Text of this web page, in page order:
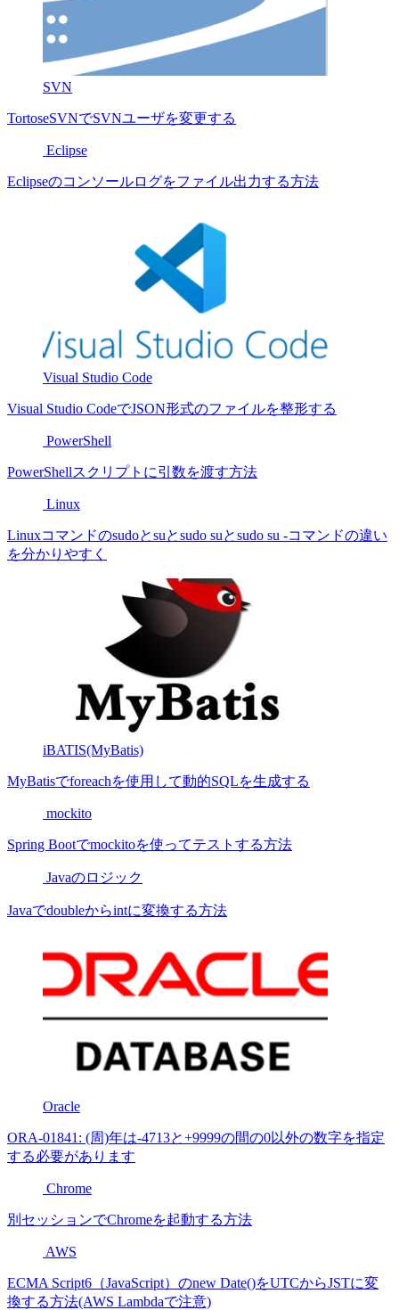
SVN
TortoseSVNでSVNユーザを変更する
Eclipse
Eclipseのコンソールログをファイル出力する方法
Visual Studio Code
Visual Studio CodeでJSON形式のファイルを整形する
PowerShell
PowerShellスクリプトに引数を渡す方法
Linux
Linuxコマンドのsudoとsuとsudo suとsudo su -コマンドの違い
を分かりやすく
iBATIS(MyBatis)
MyBatisでforeachを使用して動的SQLを生成する
mockito
Spring Bootでmockitoを使ってテストする方法
Javaのロジック
Javaでdoubleからintに変換する方法
Oracle
ORA-01841: (周)年は-4713と+9999の間の0以外の数字を指定
する必要があります
Chrome
別セッションでChromeを起動する方法
AWS
ECMA Script6（JavaScript）のnew Date()をUTCからJSTに変
換する方法(AWS Lambdaで注意)